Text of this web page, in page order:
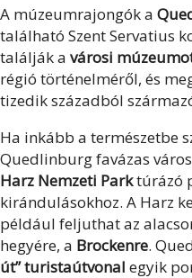
A múzeumrajongók a
található Szent Servatius
találják a városi
régió történelméről, és
tizedik századból
Ha inkább a természetbe
Quedlinburg favázas
Harz Nemzeti Parktúrázó
kirándulásokhoz. A Harz
például feljuthat az
hegyére, a Brockenre.
út” turistaútvonal egyik